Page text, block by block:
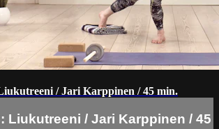
/ Jari Karppinen / 45 min.
Liukutreeni / Jari Karppinen / 45